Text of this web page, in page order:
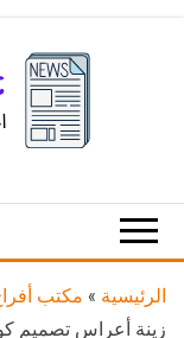
الرئيسية » مكتب
زينة أعراس تصميم